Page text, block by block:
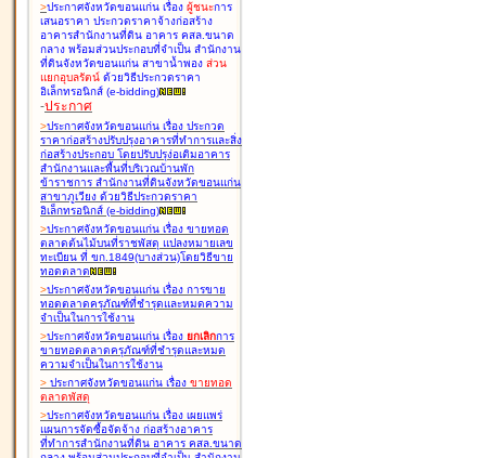
>ประกาศจังหวัดขอนแก่น เรื่อง ผู้ชนะการ
เสนอราคา ประกวดราคาจ้างก่อสร้าง
อาคารสำนักงานที่ดิน อาคาร คสล.ขนาด
กลาง พร้อมส่วนประกอบที่จำเป็น สำนักงาน
ที่ดินจังหวัดขอนแก่น สาขาน้ำพอง ส่วน
แยกอุบลรัตน์ ด้วยวิธีประกวดราคา
อิเล็กทรอนิกส์ (e-bidding)
-ประกาศ
>ประกาศจังหวัดขอนแก่น เรื่อง ประกวด
ราคาก่อสร้างปรับปรุงอาคารที่ทำการและสิ่ง
ก่อสร้างประกอบ โดยปรับปรุง่อเติมอาคาร
สำนักงานและพื้นที่บริเวณบ้านพัก
ข้าราชการ สำนักงานที่ดินจังหวัดขอนแก่น
สาขาภูเวียง ด้วยวิธีประกวดราคา
อิเล็กทรอนิกส์ (e-bidding)
>ประกาศจังหวัดขอนแก่น เรื่อง ขายทอด
ตลาดต้นไม้บนที่ราชพัสดุ แปลงหมายเลข
ทะเบียน ที่ ขก.1849(บางส่วน)โดยวิธีขาย
ทอดตลาด
>ประกาศจังหวัดขอนแก่น เรื่อง การขาย
ทอดตลาดครุภัณฑ์ที่ชำรุดและหมดความ
จำเป็นในการใช้งาน
>ประกาศจังหวัดขอนแก่น เรื่อง ยกเลิกการ
ขายทอดตลาดครุภัณฑ์ที่ชำรุดและหมด
ความจำเป็นในการใช้งาน
> ประกาศจังหวัดขอนแก่น เรื่อง ขายทอด
ตลาดพัสดุ
>ประกาศจังหวัดขอนแก่น เรื่อง เผยแพร่
แผนการจัดซื้อจัดจ้าง ก่อสร้างอาคาร
ที่ทำการสำนักงานที่ดิน อาคาร คสล.ขนาด